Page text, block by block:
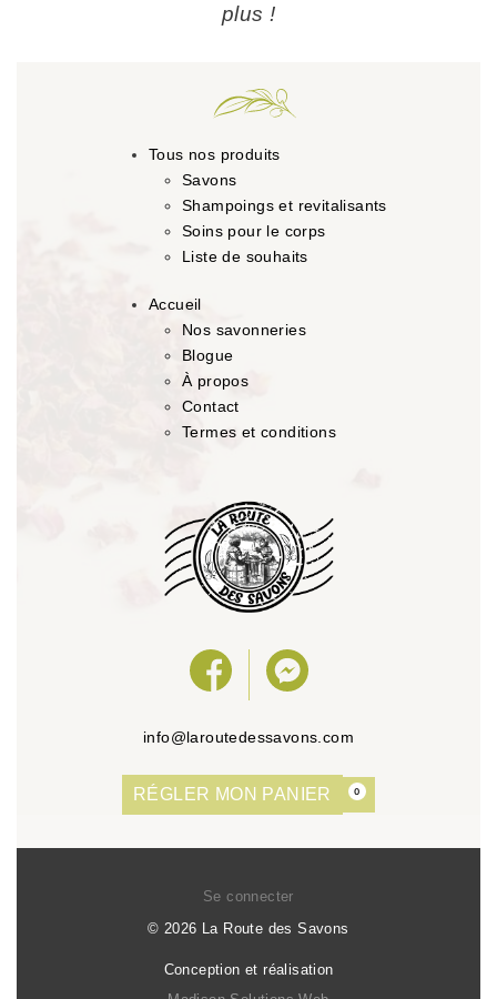
plus !
Tous nos produits
Savons
Shampoings et revitalisants
Soins pour le corps
Liste de souhaits
Accueil
Nos savonneries
Blogue
À propos
Contact
Termes et conditions
info@laroutedessavons.com
RÉGLER MON PANIER 0
© 2026 La Route des Savons
Se connecter
Conception et réalisation